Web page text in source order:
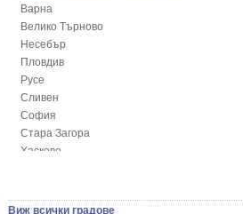
Бронхит и пневмония при деца
Варицела
Висока температура на бебето и детето
Възпаление на ушите на бебето и детето
Глисти
Грижа за пъпа на новороденото
Грип при бебето и детето
Гърч
Детски диабет
Варна
Велико Търново
Несебър
Пловдив
Русе
Сливен
София
Стара Загора
Хасково
Виж всички градове